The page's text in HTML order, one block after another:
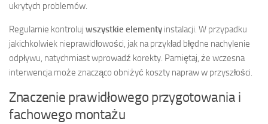
ukrytych problemów.
Regularnie kontroluj wszystkie elementy instalacji. W przypadku
jakichkolwiek nieprawidłowości, jak na przykład błędne nachylenie
odpływu, natychmiast wprowadź korekty. Pamiętaj, że wczesna
interwencja może znacząco obniżyć koszty napraw w przyszłości.
Znaczenie prawidłowego przygotowania i
fachowego montażu